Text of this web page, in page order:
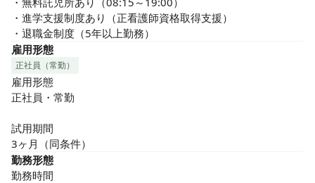
・進学支援制度あり（正看護師資格取得支援）
・退職金制度（5年以上勤務）
雇用形態
正社員（常勤）
雇用形態
正社員・常勤
試用期間
3ヶ月（同条件）
勤務形態
勤務時間